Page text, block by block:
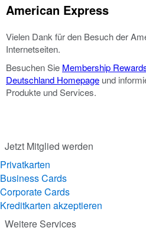
American Express
Vielen Dank für den Besuch der
Internetseiten.
Besuchen Sie Membership
Deutschland Homepage und
Produkte und Services.
Jetzt Mitglied werden
Privatkarten
Business Cards
Corporate Cards
Kreditkarten akzeptieren
Weitere Services